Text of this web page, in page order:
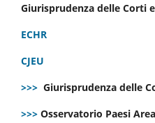
Giurisprudenza delle Corti
ECHR
CJEU
>>> Giurisprudenza delle
>>> Osservatorio Paesi